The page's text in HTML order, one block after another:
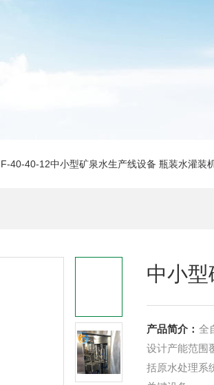
40-40-12中小型矿泉水生产线设备 瓶装水灌装
中小
产品简介： 全自
设计产能范围
括原水处理系